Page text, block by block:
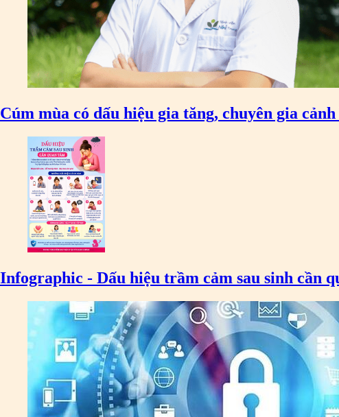
Cúm mùa có dấu hiệu gia tăng, chuyên gia
Infographic - Dấu hiệu trầm cảm sau sinh cần